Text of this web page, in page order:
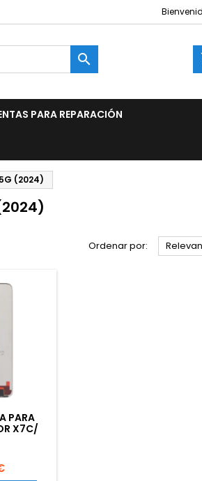

PARA REPARACIÓN
(2024)
Ordenar por:
PARA
X7C/